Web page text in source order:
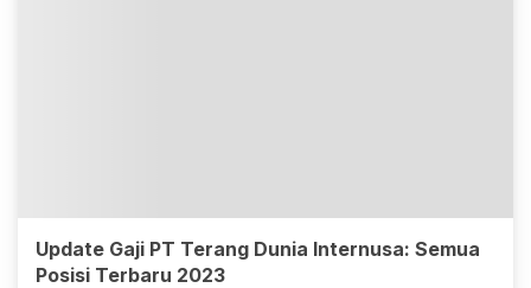
Update Gaji PT Terang Dunia Internusa: Semua
Posisi Terbaru 2023